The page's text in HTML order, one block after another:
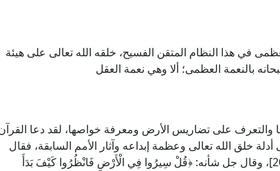
في هذا النظام المتقن الفسيح، خلقه الله تعالى على هيئة
بالنعمة العظمى؛ ألا وهي نعمة العقل
والتعرف على تضاريس الأرض ومعرفة خواصها، لقد دعا
خلق الله تعالى وعظمة إبداعه وآثار الأمم السابقة، فقال
تعالى: ﴿وَفِي الْأَرْضِ آيَاتٌ لِلْمُوقِنِينَ﴾ [الذاريات: 20]، وقال جل شأنه: ﴿قُلْ سِيرُوا فِي الْأَرْضِ فَانْظُرُوا كَيْفَ بَدَأَ